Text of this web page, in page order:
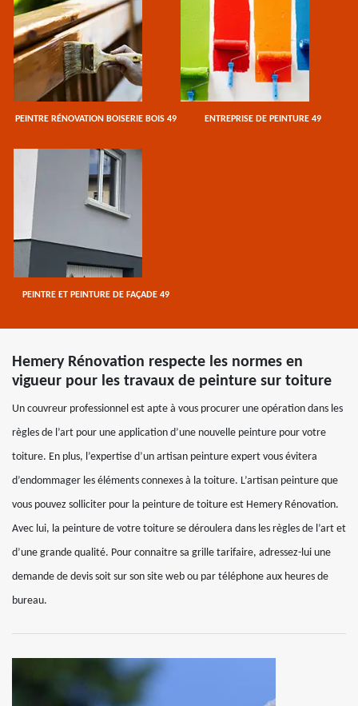
PEINTRE RÉNOVATION BOISERIE BOIS 49 ENTREPRISE DE PEINTURE 49
PEINTRE ET PEINTURE DE FAÇADE 49
Hemery Rénovation respecte les normes en
vigueur pour les travaux de peinture sur toiture
Un couvreur professionnel est apte à vous procurer une opération dans les
règles de l’art pour une application d’une nouvelle peinture pour votre
toiture. En plus, l’expertise d’un artisan peinture expert vous évitera
d’endommager les éléments connexes à la toiture. L’artisan peinture que
vous pouvez solliciter pour la peinture de toiture est Hemery Rénovation.
Avec lui, la peinture de votre toiture se déroulera dans les règles de l’art et
d’une grande qualité. Pour connaitre sa grille tarifaire, adressez-lui une
demande de devis soit sur son site web ou par téléphone aux heures de
bureau.